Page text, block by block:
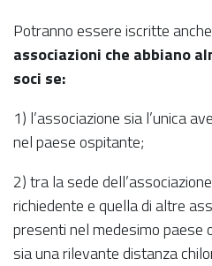
Potranno essere iscritte anche
associazioni che abbiano
soci se:
1) l’associazione sia l’unica
nel paese ospitante;
2) tra la sede dell’associazione
richiedente e quella di altre
presenti nel medesimo paese
sia una rilevante distanza